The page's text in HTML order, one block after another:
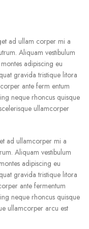
ad ullam corper mi a
Aliquam vestibulum
adipiscing eu
gravida tristique litora
ante ferm entum
neque rhoncus quisque
ullamcorper
ad ullamcorper mi a
Aliquam vestibulum
adipiscing eu
gravida tristique litora
ante fermentum
neque rhoncus quisque
ullamcorper arcu est